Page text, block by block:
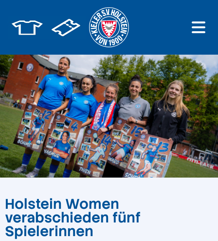
Holstein Women
verabschieden fünf
Spielerinnen